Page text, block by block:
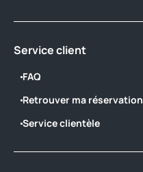
Service client
FAQ
Retrouver ma réservation
Service clientèle